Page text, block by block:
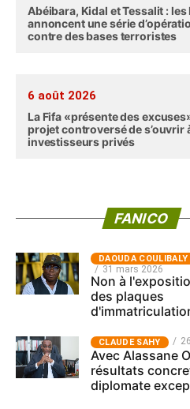
Abéibara, Kidal et Tessalit : les
annoncent une série
contre des bases terroristes
6 août 2026
La Fifa «présente des
projet controversé de s’ouvrir
investisseurs privés
FANICO
‎DAOUDA COULIBALY
31 mars 2026
Non à
des plaques
CLAUDE SAHY
Avec Alassane
résultats
diplomate